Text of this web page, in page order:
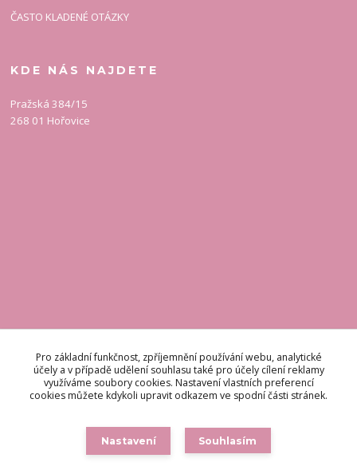
ČASTO KLADENÉ OTÁZKY
KDE NÁS NAJDETE
Pražská 384/15
268 01 Hořovice
KONTAKT
Odpovídáme do 48 hodin.
Pro základní funkčnost, zpříjemnění používání webu, analytické
účely a v případě udělení souhlasu také pro účely cílení reklamy
využíváme soubory cookies. Nastavení vlastních preferencí
cookies můžete kdykoli upravit odkazem ve spodní části stránek.
Nastavení Souhlasím